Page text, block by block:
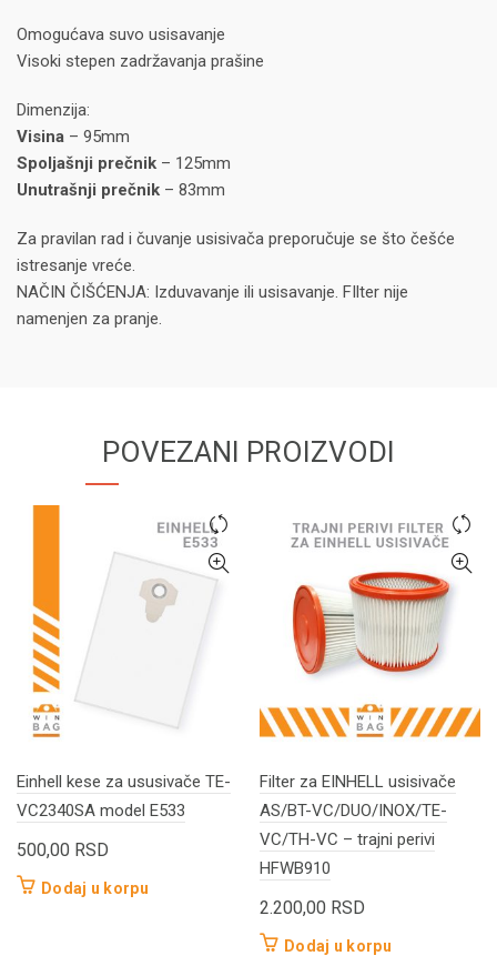
Omogućava suvo usisavanje
Visoki stepen zadržavanja prašine
Dimenzija:
Visina – 95mm
Spoljašnji prečnik – 125mm
Unutrašnji prečnik – 83mm
Za pravilan rad i čuvanje usisivača preporučuje se što češće
istresanje vreće.
NAČIN ČIŠĆENJA: Izduvavanje ili usisavanje. FIlter nije
namenjen za pranje.
POVEZANI PROIZVODI
Einhell kese za ususivače TE-
VC2340SA model E533
500,00 RSD
Dodaj u korpu
Filter za EINHELL usisivače
AS/BT-VC/DUO/INOX/TE-
VC/TH-VC – trajni perivi
HFWB910
2.200,00 RSD
Dodaj u korpu